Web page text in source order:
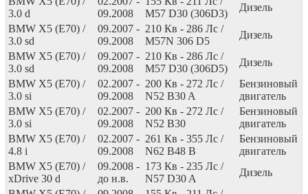
3.0 d
09.2008
M57 D30 (306D3)
Дизель
BMW X5 (E70) /
3.0 sd
09.2007 -
09.2008
210 Кв - 286 Лс /
M57N 306 D5
Дизель
BMW X5 (E70) /
3.0 sd
09.2007 -
09.2008
210 Кв - 286 Лс /
M57 D30 (306D5)
Дизель
BMW X5 (E70) /
3.0 si
02.2007 -
09.2008
200 Кв - 272 Лс /
N52 B30 A
Бензиновый
двигатель
BMW X5 (E70) /
3.0 si
02.2007 -
09.2008
200 Кв - 272 Лс /
N52 B30
Бензиновый
двигатель
BMW X5 (E70) /
4.8 i
02.2007 -
09.2008
261 Кв - 355 Лс /
N62 B48 B
Бензиновый
двигатель
BMW X5 (E70) /
xDrive 30 d
09.2008 -
до н.в.
173 Кв - 235 Лс /
N57 D30 A
Дизель